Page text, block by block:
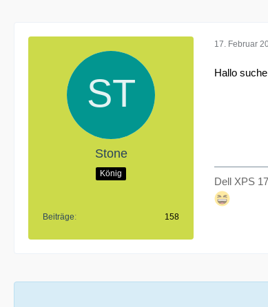
Stone
König
Beiträge 158
17. Februar
Hallo
Dell XPS